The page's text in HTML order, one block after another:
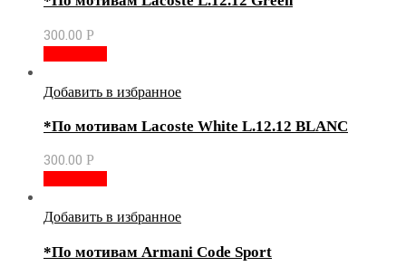
300.00 Р
Добавить в избранное
*По мотивам Lacoste White L.12.12 BLANC
300.00 Р
Добавить в избранное
*По мотивам Armani Code Sport